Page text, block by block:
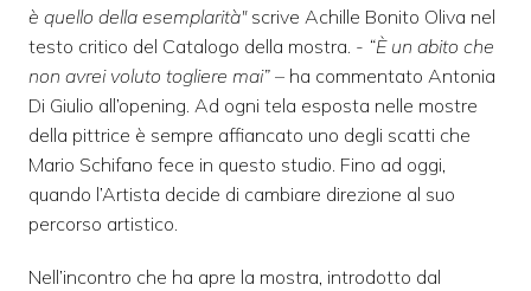
è quello della esemplarità"scrive Achille Bonito Oliva nel
testo critico del Catalogo della mostra. - “È un abito che
non avrei voluto togliere mai” – ha commentato Antonia
Di Giulio all’opening. Ad ogni tela esposta nelle mostre
della pittrice è sempre affiancato uno degli scatti che
Mario Schifano fece in questo studio. Fino ad oggi,
quando l’Artista decide di cambiare direzione al suo
percorso artistico.
Nell’incontro che ha apre la mostra, introdotto dal